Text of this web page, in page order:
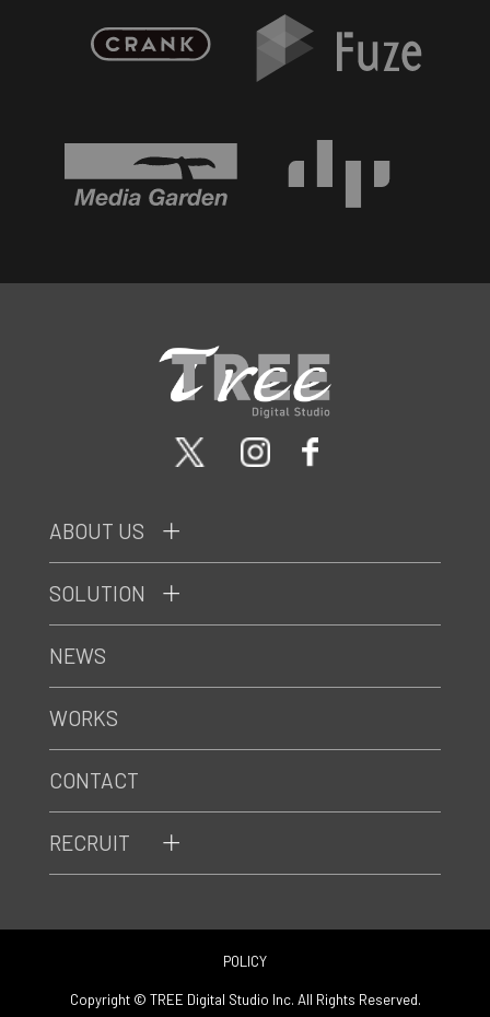
ABOUT US
SOLUTION
RECRUIT
NEWS
WORKS
CONTACT
POLICY
Copyright © TREE Digital Studio Inc. All Rights Reserved.